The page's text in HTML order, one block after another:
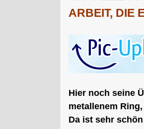
ARBEIT, DIE
Hier noch seine
metallenem
Da ist sehr